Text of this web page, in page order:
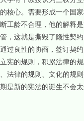
核心。需要形成一个国
工龄不合理，他的解释
，这就是撕毁了隐性契
过良性的协商，签订契
宪的规则，积累法律的
法律的规则、文化的规
是新的宪法的诞生不会